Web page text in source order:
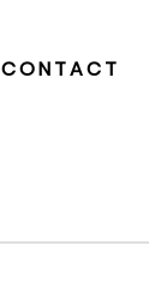
CONTACT